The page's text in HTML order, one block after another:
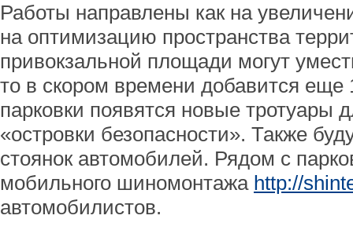
Работы направлены как на
на оптимизацию пространства
привокзальной площади могут
то в скором времени добавится еще
парковки появятся новые тротуары
«островки безопасности». Также
стоянок автомобилей. Рядом с
мобильного шиномонтажа http://
автомобилистов.